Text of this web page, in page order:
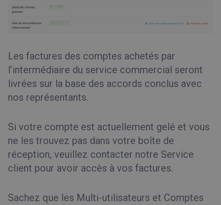
Les factures des comptes achetés par
l’intermédiaire du service commercial seront
livrées sur la base des accords conclus avec
nos représentants.
Si votre compte est actuellement gelé et vous
ne les trouvez pas dans votre boîte de
réception, veuillez contacter notre Service
client pour avoir accès à vos factures.
Sachez que les Multi-utilisateurs et Comptes